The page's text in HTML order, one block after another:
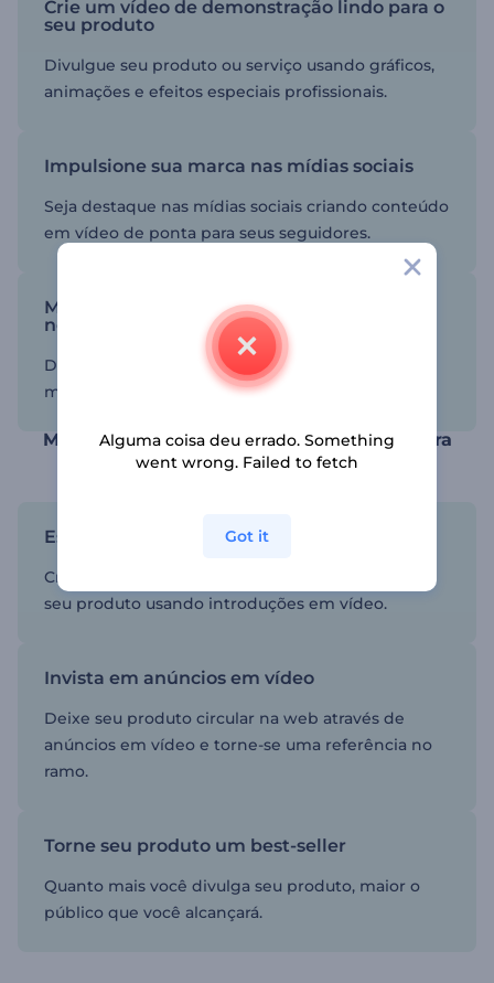
Crie um vídeo de demonstração lindo para o
seu produto
Divulgue seu produto ou serviço usando gráficos,
animações e efeitos especiais profissionais.
Impulsione sua marca nas mídias sociais
Seja destaque nas mídias sociais criando conteúdo
em vídeo de ponta para seus seguidores.
Modelos animados para qualquer ramo de
negócios
De assistência médica e agricultura a negócios e
marketing, temos o modelo ideal para você! նա
Mostre para impressionar, impressione para
vender!
Estimule a demanda pelo seu produto
Crie um senso de familiaridade e confiança com
seu produto usando introduções em vídeo.
Invista em anúncios em vídeo
Deixe seu produto circular na web através de
anúncios em vídeo e torne-se uma referência no
ramo.
Torne seu produto um best-seller
Quanto mais você divulga seu produto, maior o
público que você alcançará.
Alguma coisa deu errado. Something
went wrong. Failed to fetch
Got it